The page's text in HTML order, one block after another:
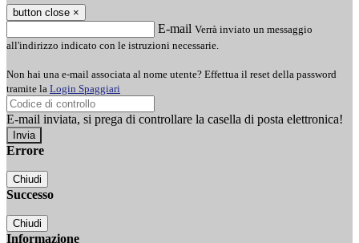
button close ×
E-mail Verrà inviato un messaggio
all'indirizzo indicato con le istruzioni necessarie.
Non hai una e-mail associata al nome utente? Effettua il reset della password
tramite la Login Spaggiari
E-mail inviata, si prega di controllare la casella di posta elettronica!
Errore
Chiudi
Successo
Chiudi
Informazione